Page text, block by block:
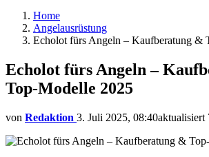
Home
Angelausrüstung
Echolot fürs Angeln – Kaufberatung &
Echolot fürs Angeln –
Top-Modelle 2025
von Redaktion 3. Juli 2025, 08:40aktualisiert